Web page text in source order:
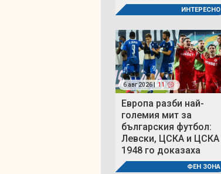
ИНТЕРЕСНО
6 авг 2026 | 11
Европа разби най-
големия мит за
българския футбол:
Левски, ЦСКА и ЦСКА
1948 го доказаха
ФЕН ЗОНА